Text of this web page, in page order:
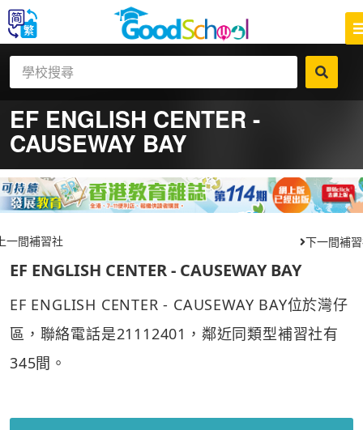
EF ENGLISH CENTER -
CAUSEWAY BAY
一間補習社 下一間補
EF ENGLISH CENTER - CAUSEWAY BAY
EF ENGLISH CENTER - CAUSEWAY BAY位於灣仔
區，聯絡電話是21112401，鄰近同類型補習社有
345間。